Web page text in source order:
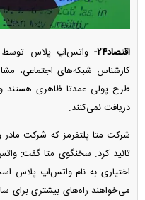
اقتصاد۲۴-
واتس‌اپ پلاس توسط
کارشناس شبکه‌های اجتماعی،
طرح پولی عمدتا ظاهری هستند و
دریافت نمی‌کنند.
شرکت متا پلتفرمز که شرکت
تائید کرد. سخنگوی متا گفت:
اختیاری به نام واتس‌اپ پلاس
می‌خواهند راه‌های بیشتری برای